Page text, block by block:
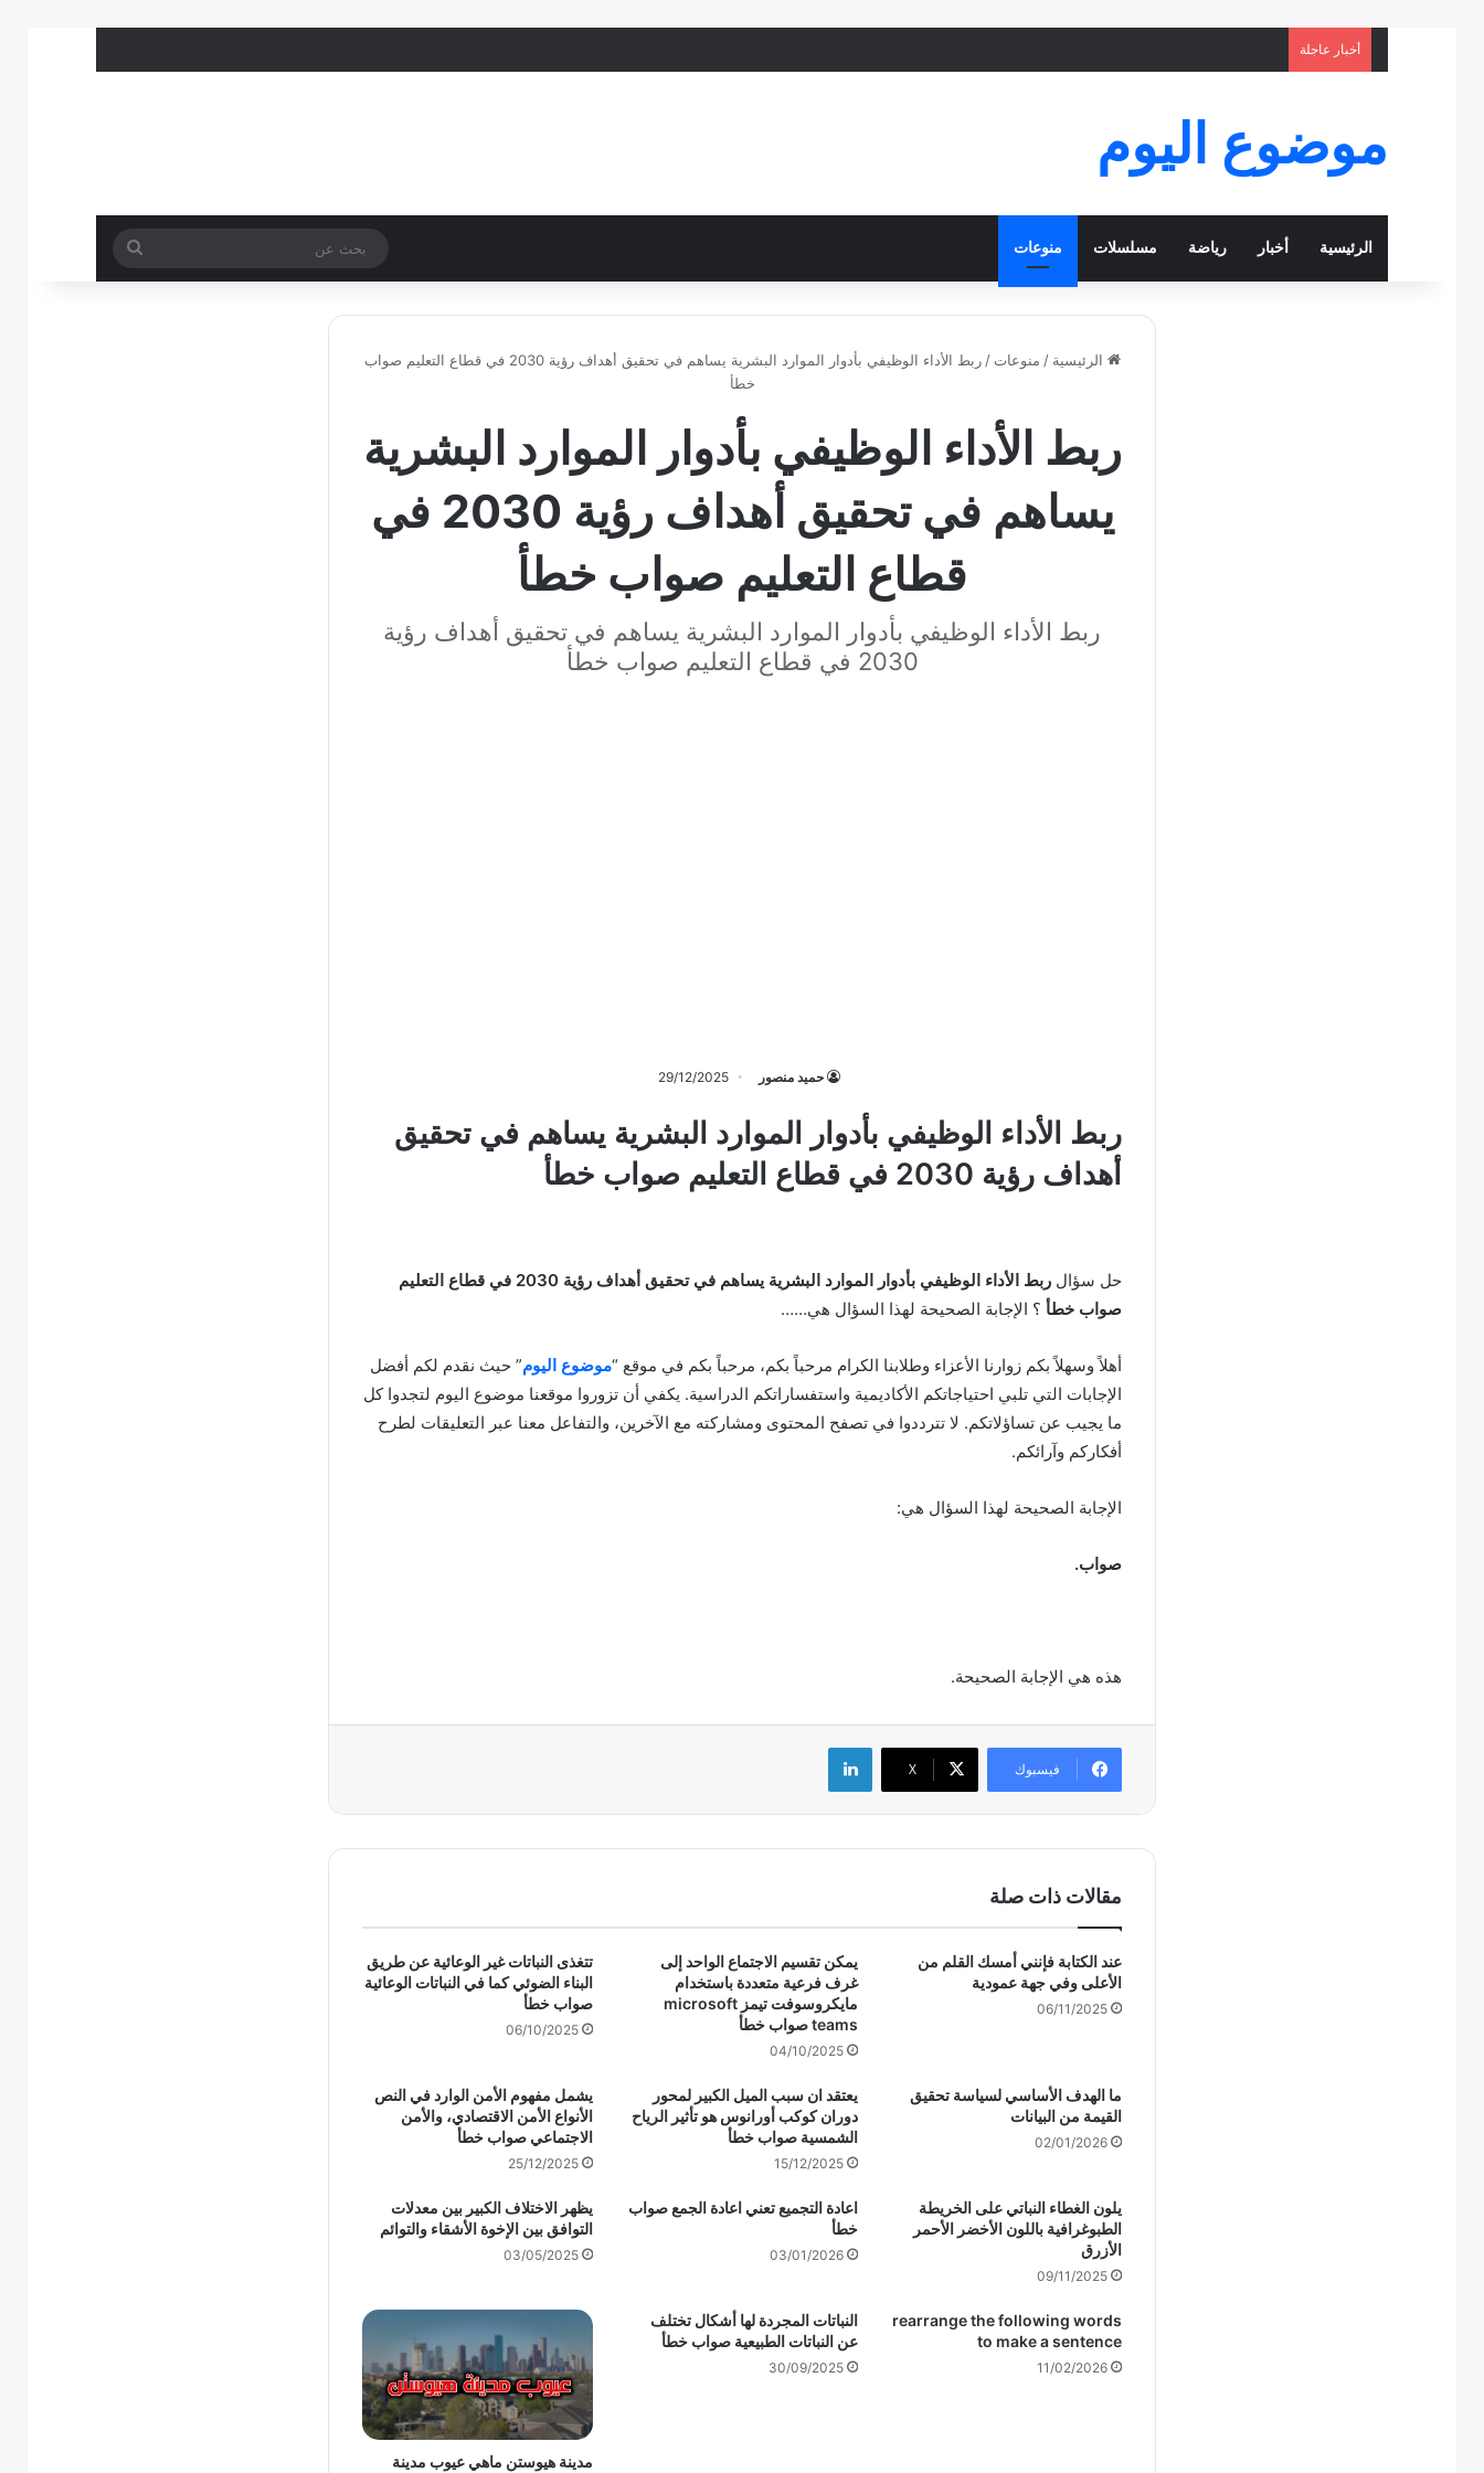
أخبار عاجلة
موضوع اليوم
الرئيسية أخبار رياضة مسلسلات منوعات
بحث
عن
الرئيسية / منوعات /
ربط الأداء الوظيفي بأدوار الموارد البشرية يساهم في تحقيق أهداف رؤية 2030 في قطاع التعليم صواب
خطأ
ربط الأداء الوظيفي بأدوار الموارد البشرية
يساهم في تحقيق أهداف رؤية 2030 في
قطاع التعليم صواب خطأ
ربط الأداء الوظيفي بأدوار الموارد البشرية يساهم في تحقيق أهداف رؤية
2030 في قطاع التعليم صواب خطأ
حميد منصور 29/12/2025
ربط الأداء الوظيفي بأدوار الموارد البشرية يساهم في تحقيق
أهداف رؤية 2030 في قطاع التعليم صواب خطأ
حل سؤال
ربط الأداء الوظيفي بأدوار الموارد البشرية يساهم في تحقيق أهداف رؤية 2030 في قطاع التعليم
صواب خطأ ؟ الإجابة الصحيحة لهذا السؤال هي……
أهلاً وسهلاً بكم زوارنا الأعزاء وطلابنا الكرام مرحباً بكم، مرحباً بكم في موقع “موضوع اليوم” حيث نقدم لكم أفضل
الإجابات التي تلبي احتياجاتكم الأكاديمية واستفساراتكم الدراسية. يكفي أن تزوروا موقعنا موضوع اليوم لتجدوا كل
ما يجيب عن تساؤلاتكم. لا تترددوا في تصفح المحتوى ومشاركته مع الآخرين، والتفاعل معنا عبر التعليقات لطرح
أفكاركم وآرائكم.
الإجابة الصحيحة لهذا السؤال هي:
صواب.
هذه هي الإجابة الصحيحة.
فيسبوك ‫X
لينكدإن
مقالات ذات صلة
عند الكتابة فإنني أمسك القلم من
الأعلى وفي جهة عمودية
06/11/2025
يمكن تقسيم الاجتماع الواحد إلى
غرف فرعية متعددة باستخدام
مايكروسوفت تيمز microsoft
teams صواب خطأ
04/10/2025
تتغذى النباتات غير الوعائية عن طريق
البناء الضوئي كما في النباتات الوعائية
صواب خطأ
06/10/2025
ما الهدف الأساسي لسياسة تحقيق
القيمة من البيانات
02/01/2026
يعتقد ان سبب الميل الكبير لمحور
دوران كوكب أورانوس هو تأثير الرياح
الشمسية صواب خطأ
15/12/2025
يشمل مفهوم الأمن الوارد في النص
الأنواع الأمن الاقتصادي، والأمن
الاجتماعي صواب خطأ
25/12/2025
يلون الغطاء النباتي على الخريطة
الطبوغرافية باللون الأخضر الأحمر
الأزرق
09/11/2025
اعادة التجميع تعني اعادة الجمع صواب
خطأ
03/01/2026
يظهر الاختلاف الكبير بين معدلات
التوافق بين الإخوة الأشقاء والتوائم
03/05/2025
rearrange the following words
to make a sentence
11/02/2026
النباتات المجردة لها أشكال تختلف
عن النباتات الطبيعية صواب خطأ
30/09/2025
مدينة هيوستن ماهي عيوب مدينة